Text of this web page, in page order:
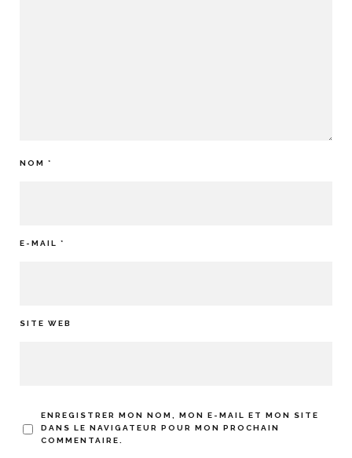
NOM *
E-MAIL *
SITE WEB
ENREGISTRER MON NOM, MON E-MAIL ET MON SITE
DANS LE NAVIGATEUR POUR MON PROCHAIN
COMMENTAIRE.